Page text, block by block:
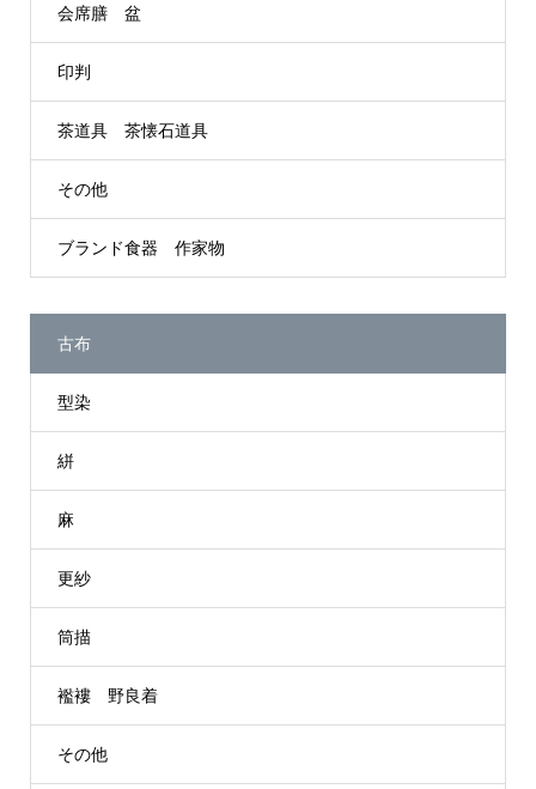
会席膳 盆
印判
茶道具 茶懐石道具
その他
ブランド食器 作家物
古布
型染
絣
麻
更紗
筒描
襤褸 野良着
その他